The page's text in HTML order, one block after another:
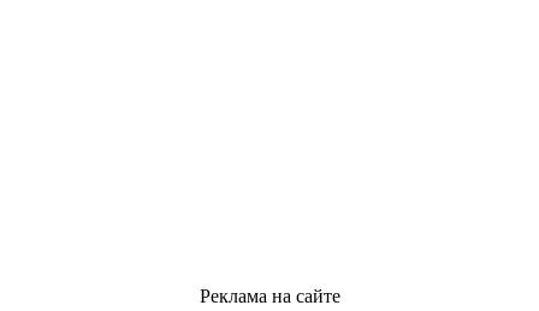
Реклама на сайте